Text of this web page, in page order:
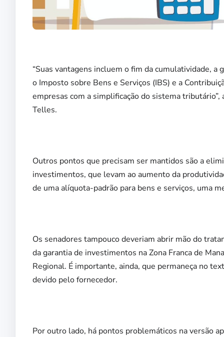
“Suas vantagens incluem o fim da cumulatividade,
o Imposto sobre Bens e Serviços (IBS) e a
empresas com a simplificação do sistema
Telles.
Outros pontos que precisam ser mantidos são a
investimentos, que levam ao aumento da
de uma alíquota-padrão para bens e serviços, uma
Os senadores tampouco deveriam abrir mão do
da garantia de investimentos na Zona Franca de
Regional. É importante, ainda, que permaneça no
devido pelo fornecedor.
Por outro lado, há pontos problemáticos na versão